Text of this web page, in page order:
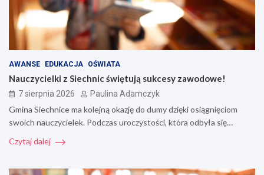
AWANSE EDUKACJA OŚWIATA
Nauczycielki z Siechnic świętują sukcesy zawodowe!
7 sierpnia 2026 Paulina Adamczyk
Gmina Siechnice ma kolejną okazję do dumy dzięki osiągnięciom
swoich nauczycielek. Podczas uroczystości, która odbyła się…
Czytaj dalej